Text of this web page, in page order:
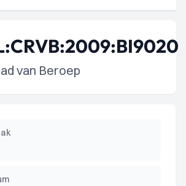
van Beroep